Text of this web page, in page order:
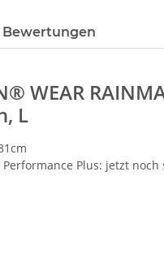
Bewertungen
WEAR
L
Performance Plus: jetzt